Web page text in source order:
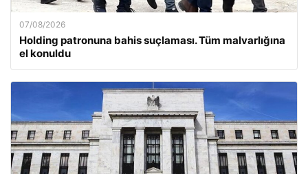
07/08/2026
Holding patronuna bahis suçlaması. Tüm malvarlığına
el konuldu